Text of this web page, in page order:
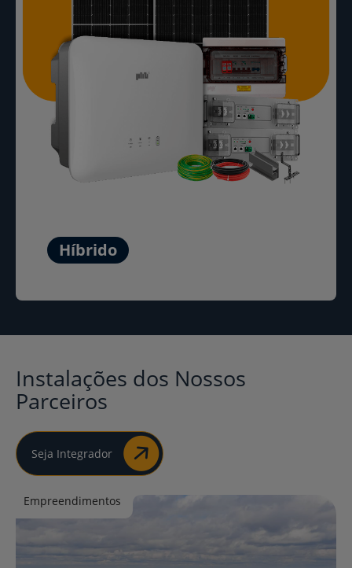
Híbrido
Instalações dos Nossos
Parceiros
Seja Integrador
Empreendimentos